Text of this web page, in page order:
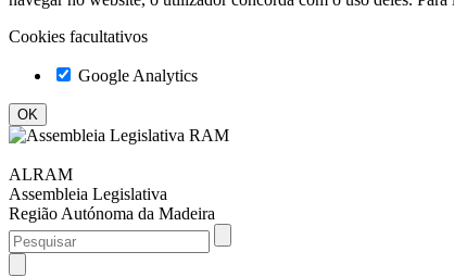
Cookies facultativos
Google Analytics
ALRAM
Assembleia Legislativa
Região Autónoma da Madeira